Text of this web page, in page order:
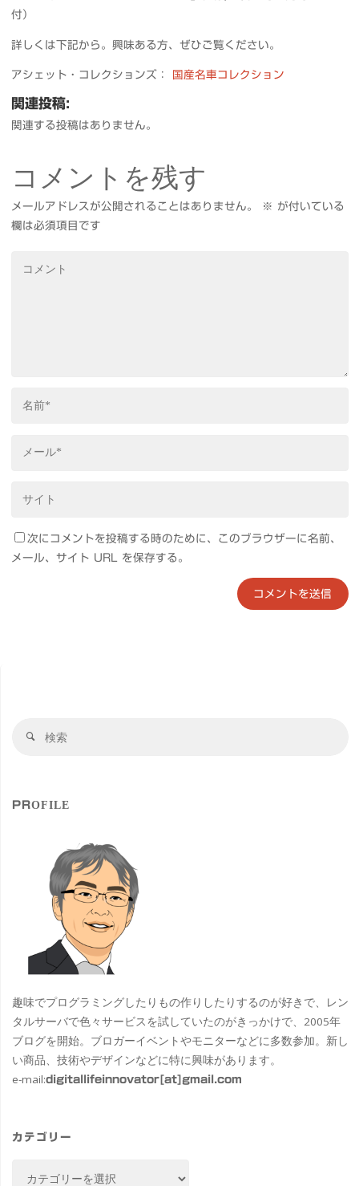
付）
詳しくは下記から。興味ある方、ぜひご覧ください。
アシェット・コレクションズ： 国産名車コレクション
関連投稿:
関連する投稿はありません。
コメントを残す
メールアドレスが公開されることはありません。 ※ が付いている
欄は必須項目です
次にコメントを投稿する時のために、このブラウザーに名前、
メール、サイト URL を保存する。
検
PROFILE
趣味でプログラミングしたりもの作りしたりするのが好きで、レン
タルサーバで色々サービスを試していたのがきっかけで、2005年
ブログを開始。ブロガーイベントやモニターなどに多数参加。新し
い商品、技術やデザインなどに特に興味があります。
e-mail:digitallifeinnovator[at]gmail.com
カテゴリー